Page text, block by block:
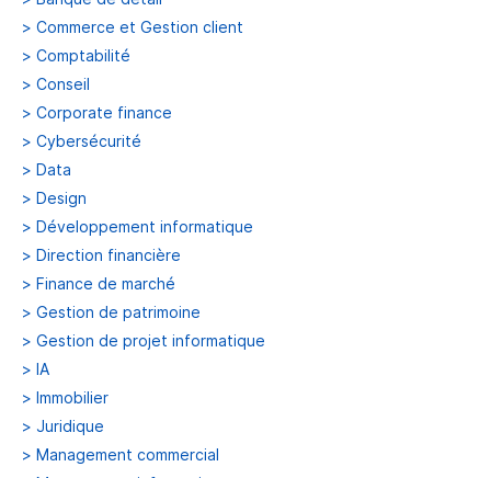
> Commerce et Gestion client
> Comptabilité
> Conseil
> Corporate finance
> Cybersécurité
> Data
> Design
> Développement informatique
> Direction financière
> Finance de marché
> Gestion de patrimoine
> Gestion de projet informatique
> IA
> Immobilier
> Juridique
> Management commercial